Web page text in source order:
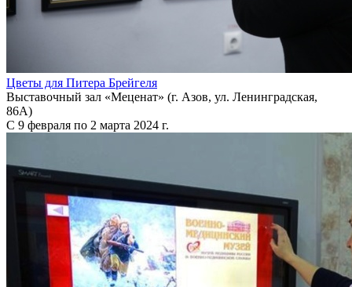
Цветы для Питера Брейгеля
Выставочный зал «Меценат» (г. Азов, ул. Ленинградская,
86А)
С 9 февраля по 2 марта 2024 г.